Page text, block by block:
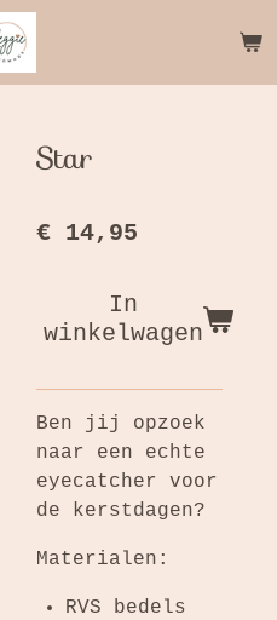
Star
€ 14,95
In
winkelwagen
Ben jij opzoek
naar een echte
eyecatcher voor
de kerstdagen?
Materialen:
RVS bedels